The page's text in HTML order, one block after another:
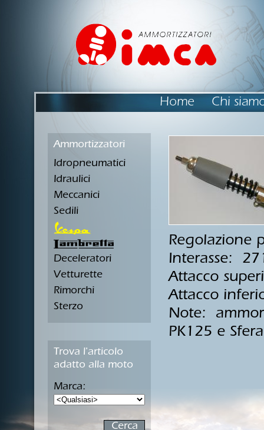
Home Chi
Ammortizzatori
Idropneumatici
Idraulici
Meccanici
Sedili
Deceleratori
Vetturette
Rimorchi
Sterzo
Trova l'articolo
adatto alla moto
Marca:
Regolazione
Interasse:
Attacco
Attacco
Note:
PK125 e Sfera